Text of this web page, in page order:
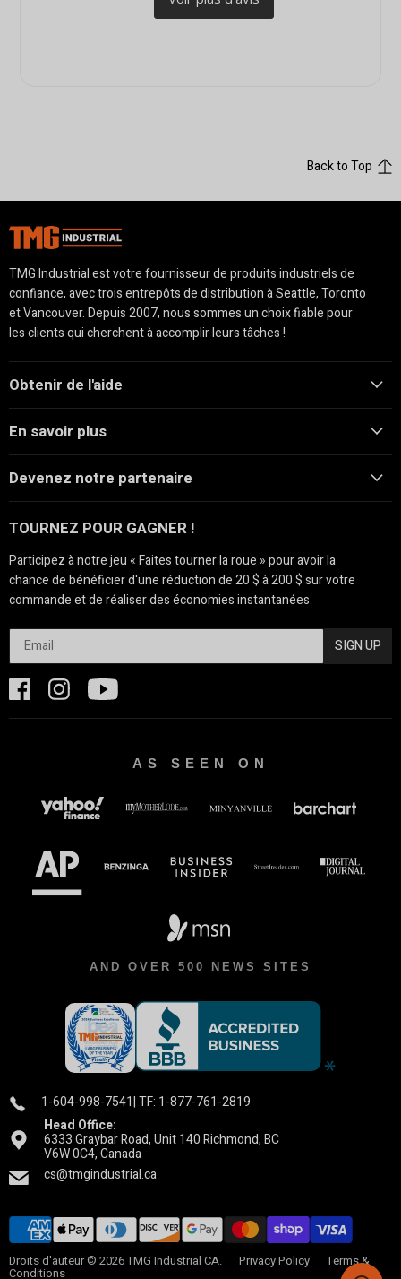
Back to Top
TMG Industrial est votre fournisseur de produits industriels de
confiance, avec trois entrepôts de distribution à Seattle, Toronto
et Vancouver. Depuis 2007, nous sommes un choix fiable pour
les clients qui cherchent à accomplir leurs tâches !
Obtenir de l'aide
En savoir plus
Devenez notre partenaire
TOURNEZ POUR GAGNER !
Participez à notre jeu « Faites tourner la roue » pour avoir la
chance de bénéficier d'une réduction de 20 $ à 200 $ sur votre
commande et de réaliser des économies instantanées.
SIGN UP
AS SEEN ON
AND OVER 500 NEWS SITES
1-604-998-7541| TF: 1-877-761-2819
Head Office:
6333 Graybar Road, Unit 140 Richmond, BC
V6W 0C4, Canada
cs@tmgindustrial.ca
Droits d'auteur © 2026 TMG Industrial CA. Privacy Policy Terms &
Conditions